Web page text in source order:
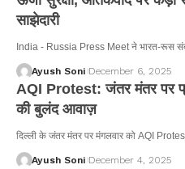
साझेदारी
India - Russia Press Meet ने भारत-रूस
Ayush Soni December 6, 2025
AQI Protest: जंतर मंतर पर
की बुलंद आवाज़
दिल्ली के जंतर मंतर पर मंगलवार को AQI
Ayush Soni December 4, 2025